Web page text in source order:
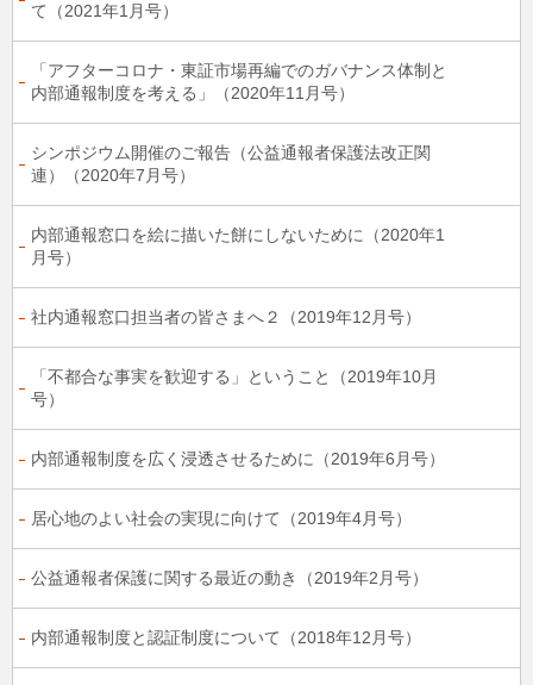
て（2021年1月号）
「アフターコロナ・東証市場再編でのガバナンス体制と
内部通報制度を考える」（2020年11月号）
シンポジウム開催のご報告（公益通報者保護法改正関
連）（2020年7月号）
内部通報窓口を絵に描いた餅にしないために（2020年1
月号）
社内通報窓口担当者の皆さまへ２（2019年12月号）
「不都合な事実を歓迎する」ということ（2019年10月
号）
内部通報制度を広く浸透させるために（2019年6月号）
居心地のよい社会の実現に向けて（2019年4月号）
公益通報者保護に関する最近の動き（2019年2月号）
内部通報制度と認証制度について（2018年12月号）